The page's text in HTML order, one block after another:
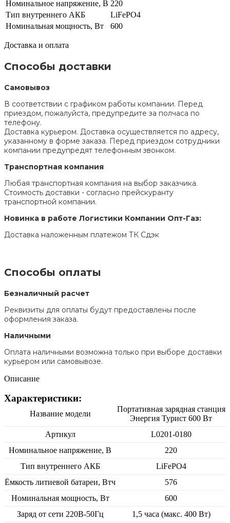
Номинальное напряжение, В 220
Тип внутреннего АКБ
LiFePO4
Номинальная мощность, Вт
600
Доставка и оплата
Способы доставки
Самовывоз
В соответствии с графиком работы компании. Перед
приездом, пожалуйста, предупредите за полчаса по
телефону.
Доставка курьером. Доставка осуществляется по адресу,
указанному в форме заказа. Перед приездом сотрудники
компании предупредят телефонным звонком.
Транспортная компания
Любая транспортная компания на выбор заказчика.
Стоимость доставки - согласно прейскуранту
транспортной компании.
Новинка в работе Логистики Компании Опт-Газ:
Доставка наложенным платежом ТК Сдэк
Способы оплаты
Безналичный расчет
Реквизиты для оплаты будут предоставлены после
оформления заказа.
Наличными
Оплата наличными возможна только при выборе доставки
курьером или самовывозе.
Описание
Характеристики:
Название модели
Портативная зарядная станция
Энергия Турист 600 Вт
Артикул
L0201-0180
Номинальное напряжение, В
220
Тип внутреннего АКБ
LiFePO4
Ёмкость литиевой батареи, Втч
576
Номинальная мощность, Вт
600
Заряд от сети 220В-50Гц
1,5 часа (макс. 400 Вт)